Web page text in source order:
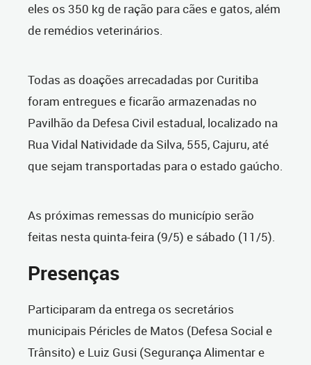
eles os 350 kg de ração para cães e gatos, além
de remédios veterinários.
Todas as doações arrecadadas por Curitiba
foram entregues e ficarão armazenadas no
Pavilhão da Defesa Civil estadual, localizado na
Rua Vidal Natividade da Silva, 555, Cajuru, até
que sejam transportadas para o estado gaúcho.
As próximas remessas do município serão
feitas nesta quinta-feira (9/5) e sábado (11/5).
Presenças
Participaram da entrega os secretários
municipais Péricles de Matos (Defesa Social e
Trânsito) e Luiz Gusi (Segurança Alimentar e